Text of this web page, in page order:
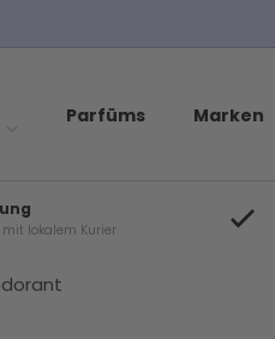
Parfüms Marken
mit lokalem Kurier